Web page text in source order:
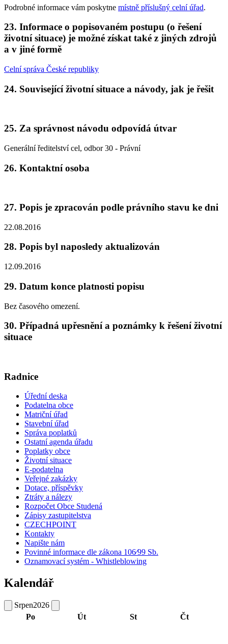
Podrobné informace vám poskytne místně příslušný celní úřad.
23. Informace o popisovaném postupu (o řešení
životní situace) je možné získat také z jiných zdrojů
a v jiné formě
Celní správa České republiky
24. Související životní situace a návody, jak je řešit
25. Za správnost návodu odpovídá útvar
Generální ředitelství cel, odbor 30 - Právní
26. Kontaktní osoba
27. Popis je zpracován podle právního stavu ke dni
22.08.2016
28. Popis byl naposledy aktualizován
12.09.2016
29. Datum konce platnosti popisu
Bez časového omezení.
30. Případná upřesnění a poznámky k řešení životní
situace
Radnice
Úřední deska
Podatelna obce
Matriční úřad
Stavební úřad
Správa poplatků
Ostatní agenda úřadu
Poplatky obce
Životní situace
E-podatelna
Veřejné zakázky
Dotace, příspěvky
Ztráty a nálezy
Rozpočet Obce Studená
Zápisy zastupitelstva
CZECHPOINT
Kontakty
Napište nám
Povinné informace dle zákona 106⁄99 Sb.
Oznamovací systém - Whistleblowing
Kalendář
Srpen2026
Po
Út St Čt